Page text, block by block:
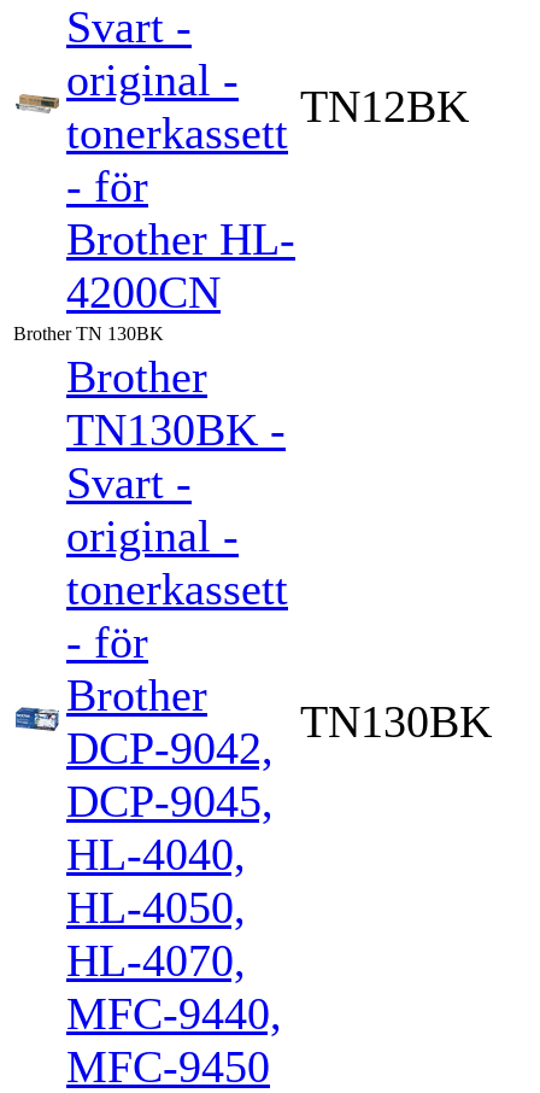
Svart -
original -
tonerkassett
- för
Brother HL-
4200CN
TN12BK
Brother TN 130BK
Brother
TN130BK -
Svart -
original -
tonerkassett
- för
Brother
DCP-9042,
DCP-9045,
HL-4040,
HL-4050,
HL-4070,
MFC-9440,
MFC-9450
TN130BK